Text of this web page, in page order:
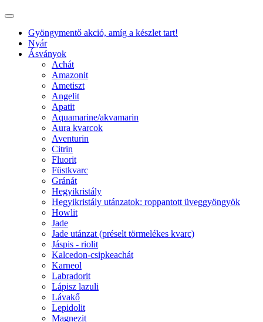
Gyöngymentő akció, amíg a készlet tart!
Nyár
Ásványok
Achát
Amazonit
Ametiszt
Angelit
Apatit
Aquamarine/akvamarin
Aura kvarcok
Aventurin
Citrin
Fluorit
Füstkvarc
Gránát
Hegyikristály
Hegyikristály utánzatok: roppantott üveggyöngyök
Howlit
Jade
Jade utánzat (préselt törmelékes kvarc)
Jáspis - riolit
Kalcedon-csipkeachát
Karneol
Labradorit
Lápisz lazuli
Lávakő
Lepidolit
Magnezit